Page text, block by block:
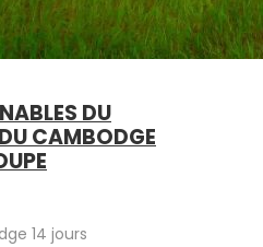
DU
CAMBODGE
14 jours